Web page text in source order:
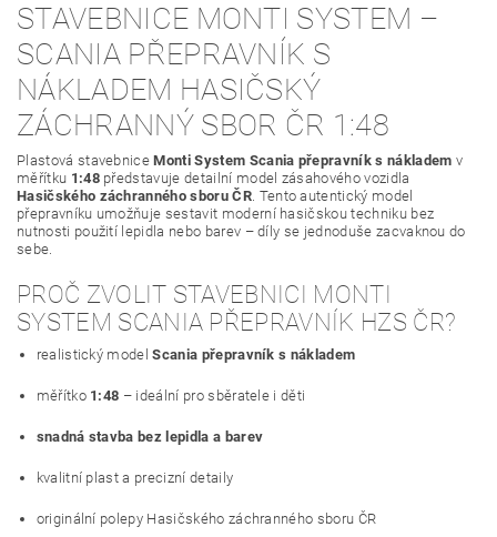
STAVEBNICE MONTI SYSTEM –
SCANIA PŘEPRAVNÍK S
NÁKLADEM HASIČSKÝ
ZÁCHRANNÝ SBOR ČR 1:48
Plastová stavebniceMonti System Scania přepravník s nákladem v
měřítku 1:48představuje detailní model zásahového vozidla
Hasičského záchranného sboru ČR. Tento autentický model
přepravníku umožňuje sestavit moderní hasičskou techniku bez
nutnosti použití lepidla nebo barev – díly se jednoduše zacvaknou do
sebe.
PROČ ZVOLIT STAVEBNICI MONTI
SYSTEM SCANIA PŘEPRAVNÍK HZS ČR?
realistický modelScania přepravník s nákladem
měřítko 1:48 – ideální pro sběratele i děti
snadná stavba bez lepidla a barev
kvalitní plast a precizní detaily
originální polepy Hasičského záchranného sboru ČR